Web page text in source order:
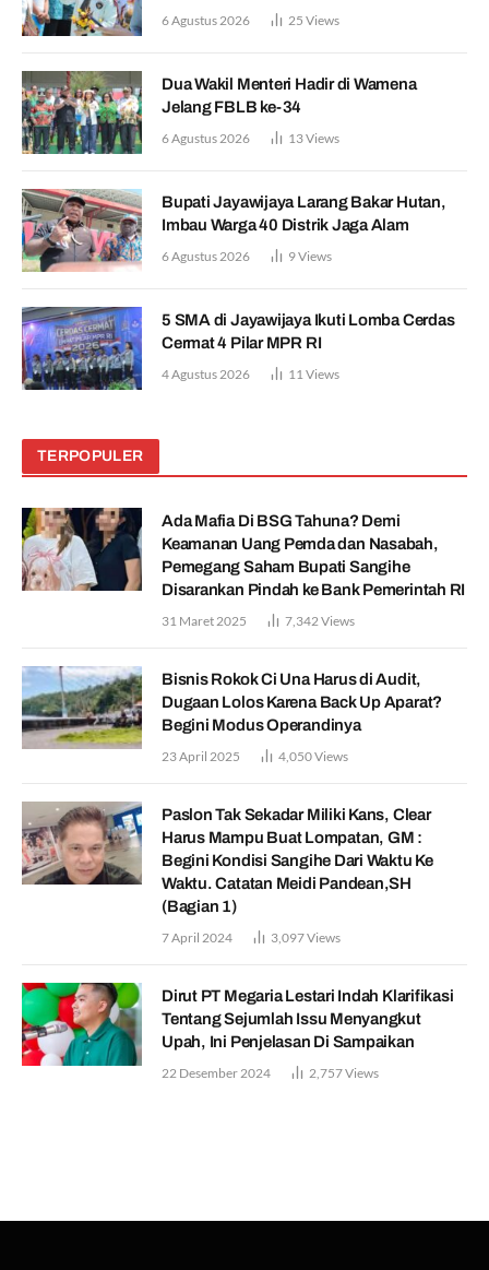
6 Agustus 2026 25 Views
Dua Wakil Menteri Hadir di Wamena
Jelang FBLB ke-34
6 Agustus 2026 13Views
Bupati Jayawijaya Larang Bakar Hutan,
Imbau Warga 40 Distrik Jaga Alam
6 Agustus 2026 9Views
5 SMA di Jayawijaya Ikuti Lomba Cerdas
Cermat 4 Pilar MPR RI
4 Agustus 2026 11Views
TERPOPULER
Ada Mafia Di BSG Tahuna? Demi
Keamanan Uang Pemda dan Nasabah,
Pemegang Saham Bupati Sangihe
Disarankan Pindah ke Bank Pemerintah RI
31 Maret 2025 7,342Views
Bisnis Rokok Ci Una Harus di Audit,
Dugaan Lolos Karena Back Up Aparat?
Begini Modus Operandinya
23 April 2025 4,050Views
Paslon Tak Sekadar Miliki Kans, Clear
Harus Mampu Buat Lompatan, GM :
Begini Kondisi Sangihe Dari Waktu Ke
Waktu. Catatan Meidi Pandean,SH
(Bagian 1)
7 April 2024 3,097Views
Dirut PT Megaria Lestari Indah Klarifikasi
Tentang Sejumlah Issu Menyangkut
Upah, Ini Penjelasan Di Sampaikan
22 Desember 2024 2,757Views